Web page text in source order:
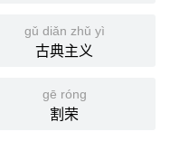
gǔ diǎn zhǔ yì
古典主义
gē róng
割荣